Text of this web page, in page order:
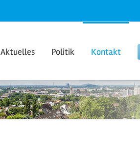
Aktuelles Politik Kontakt